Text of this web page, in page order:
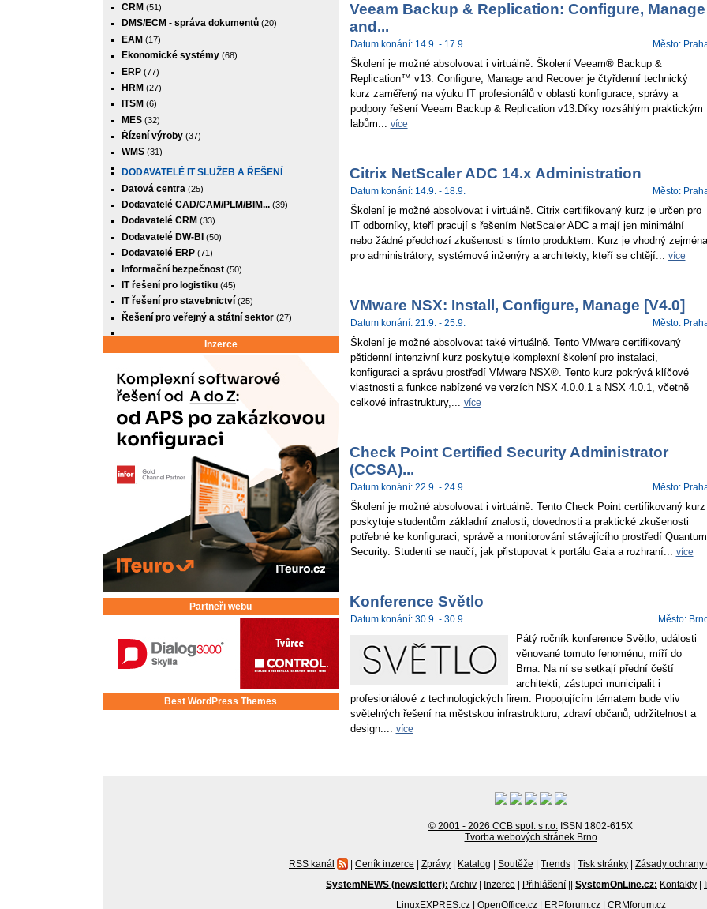
CRM (51)
DMS/ECM - správa dokumentů(20)
EAM (17)
Ekonomické systémy(68)
ERP(77)
HRM (27)
ITSM (6)
MES(32)
Řízení výroby(37)
WMS(31)
DODAVATELÉ IT SLUŽEB A ŘEŠENÍ
Datová centra (25)
Dodavatelé CAD/CAM/PLM/BIM...(39)
Dodavatelé CRM (33)
Dodavatelé DW-BI (50)
Dodavatelé ERP(71)
Informační bezpečnost(50)
IT řešení pro logistiku(45)
IT řešení pro stavebnictví(25)
Řešení pro veřejný a státní sektor(27)
Inzerce
Partneři webu
Best WordPress Themes
Veeam Backup & Replication: Configure, Manage
and...
Datum konání: 14.9. - 17.9. Město:
Školení je možné absolvovat i virtuálně. Školení Veeam® Backup &
Replication™ v13: Configure, Manage and Recover je čtyřdenní technický
kurz zaměřený na výuku IT profesionálů v oblasti konfigurace, správy a
podpory řešení Veeam Backup & Replication v13.Díky rozsáhlým praktickým
labům... více
Citrix NetScaler ADC 14.x Administration
Datum konání: 14.9. - 18.9. Město:
Školení je možné absolvovat i virtuálně. Citrix certifikovaný kurz je určen pro
IT odborníky, kteří pracují s řešením NetScaler ADC a mají jen minimální
nebo žádné předchozí zkušenosti s tímto produktem. Kurz je vhodný zejména
pro administrátory, systémové inženýry a architekty, kteří se chtějí... více
VMware NSX: Install, Configure, Manage [V4.0]
Datum konání: 21.9. - 25.9. Město:
Školení je možné absolvovat také virtuálně. Tento VMware certifikovaný
pětidenní intenzivní kurz poskytuje komplexní školení pro instalaci,
konfiguraci a správu prostředí VMware NSX®. Tento kurz pokrývá klíčové
vlastnosti a funkce nabízené ve verzích NSX 4.0.0.1 a NSX 4.0.1, včetně
celkové infrastruktury,... více
Check Point Certified Security Administrator
(CCSA)...
Datum konání: 22.9. - 24.9. Město:
Školení je možné absolvovat i virtuálně. Tento Check Point certifikovaný kurz
poskytuje studentům základní znalosti, dovednosti a praktické zkušenosti
potřebné ke konfiguraci, správě a monitorování stávajícího prostředí Quantum
Security. Studenti se naučí, jak přistupovat k portálu Gaia a rozhraní... více
Konference Světlo
Datum konání: 30.9. - 30.9. Město:
Pátý ročník konference Světlo, události
věnované tomuto fenoménu, míří do
Brna. Na ní se setkají přední čeští
architekti, zástupci municipalit i
profesionálové z technologických firem. Propojujícím tématem bude vliv
světelných řešení na městskou infrastrukturu, zdraví občanů, udržitelnost a
design.... více
© 2001 - 2026 CCB spol. s r.o. ISSN 1802-615X
Tvorba webových stránek Brno
RSS kanál | Ceník inzerce | Zprávy | Katalog | Soutěže | Trends | Tisk stránky | Zásady
SystemNEWS (newsletter): Archiv Inzerce Přihlášení SystemOnLine.cz: Kontakty
LinuxEXPRES.cz
OpenOffice.cz ERPforum.cz CRMforum.cz